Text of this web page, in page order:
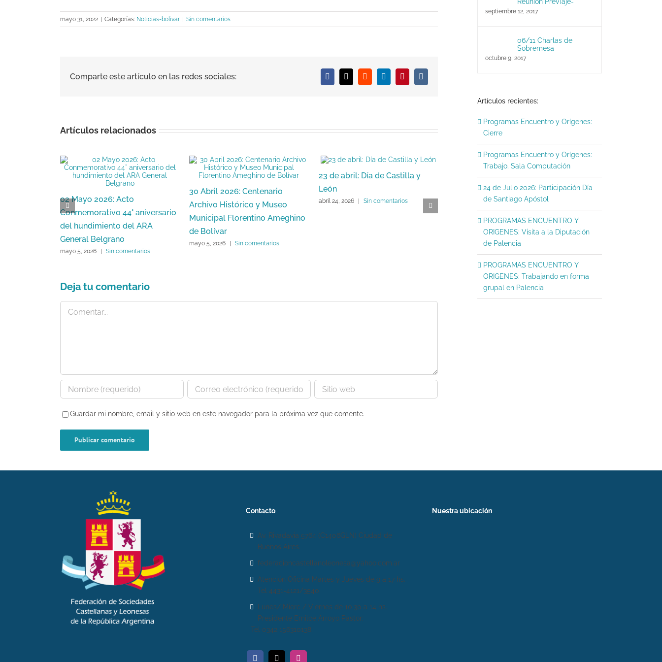
mayo 31, 2022 Categorías: Noticias-bolivar Sin comentarios
Comparte este artículo en las redes sociales: Facebook
X RedditLinkedInPinterestVk
Artículos relacionados
02 Mayo 2026: Acto
Conmemorativo 44° aniversario
del hundimiento del ARA
General Belgrano
mayo 5, 2026 Sin comentarios
30 Abril 2026: Centenario
Archivo Histórico y Museo
Municipal Florentino Ameghino
de Bolívar
mayo 5, 2026 Sin comentarios
23 de abril: Día de Castilla y
León
abril 24, 2026 Sin comentarios
2 de Abril> Acto Día de los
veteranos y caídos en Malvinas
abril 24, 2026 | Sin comentarios
Celebración 148*
Bolívar
marzo 4, 2026
Deja tu comentario
Guardar mi nombre, email y sitio web en este navegador para la próxima vez que comente.
septiembre 12, 2017
06/11 Charlas de
Sobremesa
octubre 9, 2017
Artículos recientes:
Programas Encuentro y Orígenes:
Cierre
Programas Encuentro y Orígenes:
Trabajo. Sala Computación
24 de Julio 2026: Participación Día
de Santiago Apóstol
PROGRAMAS ENCUENTRO Y
ORIGENES: Visita a la Diputación
de Palencia
PROGRAMAS ENCUENTRO Y
ORIGENES: Trabajando en forma
grupal en Palencia
Contacto
Av. Rivadavia 5764 (C1406GLN) Ciudad de
Buenos Aires.
federacioncastellanoleonesa@yahoo.com.ar
Atención Oficina Martes y Jueves de 9 a 17 hs.
Tel 4431-4121/3540.
Lunes/ Mierc / Viernes de 10.30 a 14 hs.
Presidente Emilce Arroyo Pastor:
Tel 0342 156310138.
Nuestra ubicación